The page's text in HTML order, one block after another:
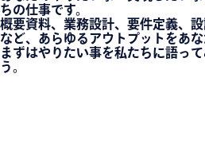
ちの仕事です。
概要資料、業務設計、要件定義、
など、あらゆるアウトプットをあな
まずはやりたい事を私たちに語っ
う。